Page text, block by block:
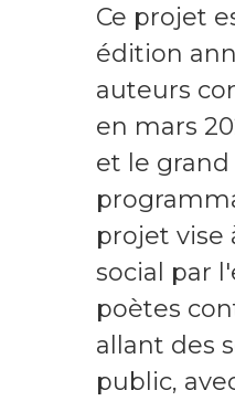
Ce projet
édition
auteurs
en mars
et le
projet vise
social par
poètes
allant des
public,